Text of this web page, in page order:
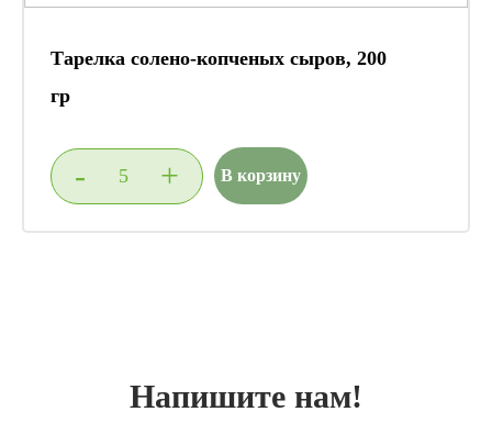
Тарелка солено-копченых сыров, 200
гр
- + В корзину
Напишите нам!